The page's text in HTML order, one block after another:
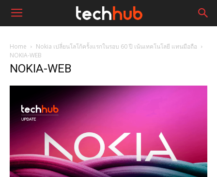
Home
Nokia เปลี่ยนโลโก้ครั้งแรกในรอบ 60 ปี เน้นเทคโนโลยี แทนมือถือ
NOKIA-WEB
NOKIA-WEB